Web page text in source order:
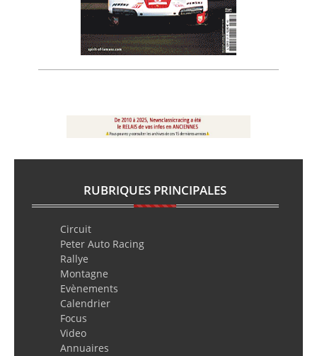
RUBRIQUES PRINCIPALES
Circuit
Peter Auto Racing
Rallye
Montagne
Evènements
Calendrier
Focus
Video
Annuaires